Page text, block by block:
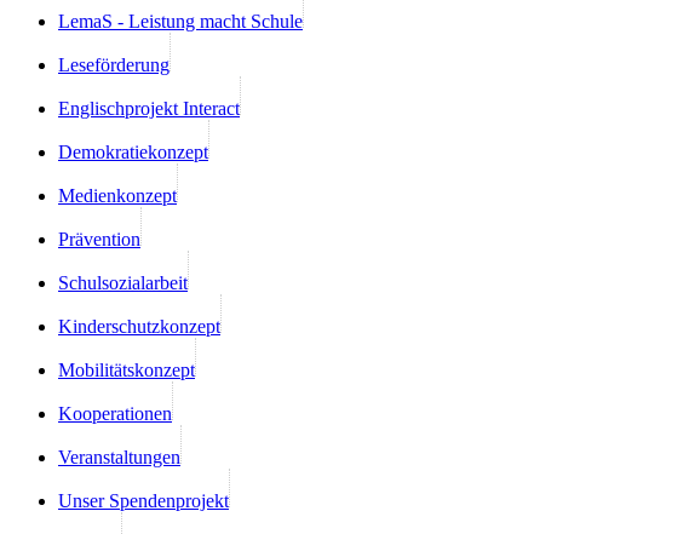
LemaS - Leistung macht Schule
Leseförderung
Englischprojekt Interact
Demokratiekonzept
Medienkonzept
Prävention
Schulsozialarbeit
Kinderschutzkonzept
Mobilitätskonzept
Kooperationen
Veranstaltungen
Unser Spendenprojekt